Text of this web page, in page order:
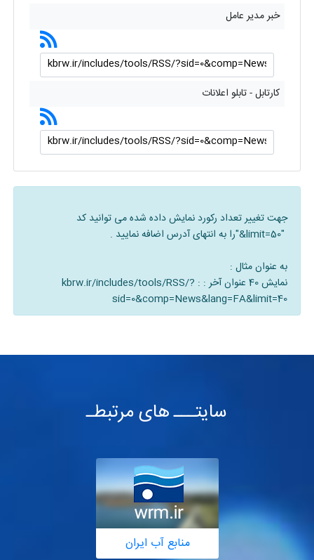
خبر مدیر عامل
کارتابل - تابلو اعلانات
جهت تغییر تعداد رکورد نمایش داده شده می توانید کد
"&limit=50"را به انتهای آدرس اضافه نمایید .
به عنوان مثال :
نمایش 40 عنوان آخر : :
kbrw.ir/includes/tools/RSS/?
sid=0&comp=News&lang=FA&limit=40
سایتـــ های مرتبطـ
منابع آب ایران